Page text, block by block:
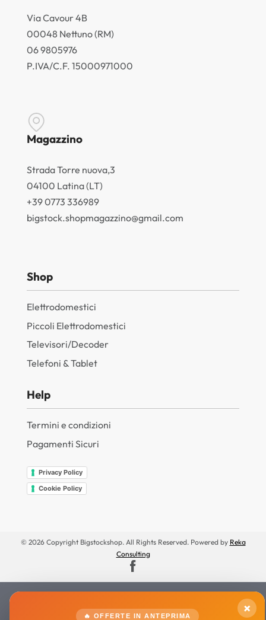
Via Cavour 4B
00048 Nettuno (RM)
06 9805976
P.IVA/C.F. 15000971000
Magazzino
Strada Torre nuova,3
04100 Latina (LT)
+39 0773 336989
bigstock.shopmagazzino@gmail.com
Shop
Elettrodomestici
Piccoli Elettrodomestici
Televisori/Decoder
Telefoni & Tablet
Help
Termini e condizioni
Pagamenti Sicuri
Privacy Policy
Cookie Policy
© 2026 Copyright Bigstockshop. All Rights Reserved. Powered by Reka
Consulting
×
🔥 OFFERTE IN ANTEPRIMA